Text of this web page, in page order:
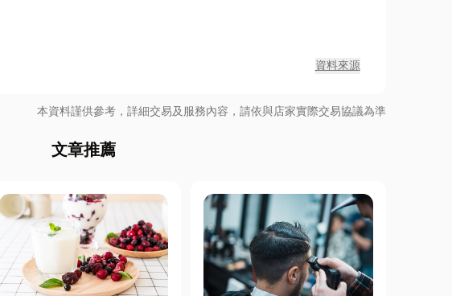
資料來源
本資料謹供參考，詳細交易及服務內容，請依與店家實際交易協議為準
文章推薦